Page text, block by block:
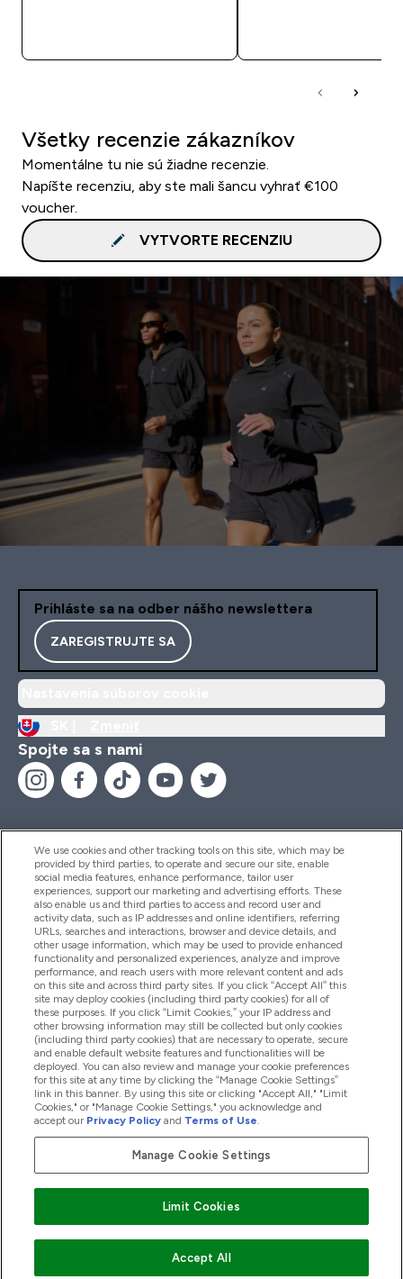
Všetky recenzie zákazníkov
Momentálne tu nie sú žiadne recenzie.
Napíšte recenziu, aby ste mali šancu vyhrať €100
voucher.
VYTVORTE RECENZIU
Prihláste sa na odber nášho newslettera
ZAREGISTRUJTE SA
Spojte sa s nami
Pomoc & Informácie
Produkty
Informácie O Spoločnosti
Vernosť & Odmeny
2026 The Hut.com Ltd
We use cookies and other tracking tools on this site, which may be
provided by third parties, to operate and secure our site, enable
social media features, enhance performance, tailor user
experiences, support our marketing and advertising efforts. These
also enable us and third parties to access and record user and
activity data, such as IP addresses and online identifiers, referring
URLs, searches and interactions, browser and device details, and
other usage information, which may be used to provide enhanced
functionality and personalized experiences, analyze and improve
performance, and reach users with more relevant content and ads
on this site and across third party sites. If you click “Accept All” this
site may deploy cookies (including third party cookies) for all of
these purposes. If you click “Limit Cookies,” your IP address and
other browsing information may still be collected but only cookies
(including third party cookies) that are necessary to operate, secure
and enable default website features and functionalities will be
deployed. You can also review and manage your cookie preferences
for this site at any time by clicking the “Manage Cookie Settings”
link in this banner. By using this site or clicking "Accept All," "Limit
Cookies," or "Manage Cookie Settings," you acknowledge and
accept our Privacy Policy and Terms of Use.
Manage Cookie Settings
Limit Cookies
Accept All